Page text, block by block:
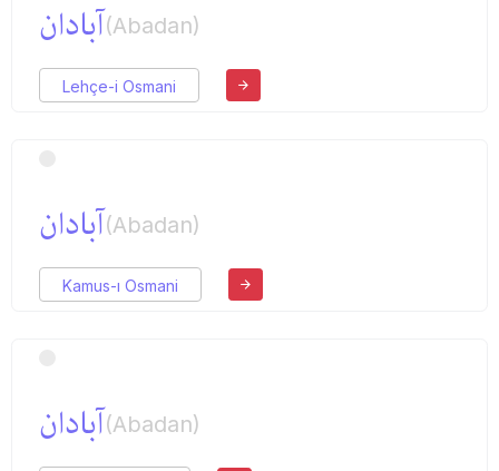
آبادان(Abadan)
Lehçe-i Osmani
آبادان(Abadan)
Kamus-ı Osmani
آبادان(Abadan)